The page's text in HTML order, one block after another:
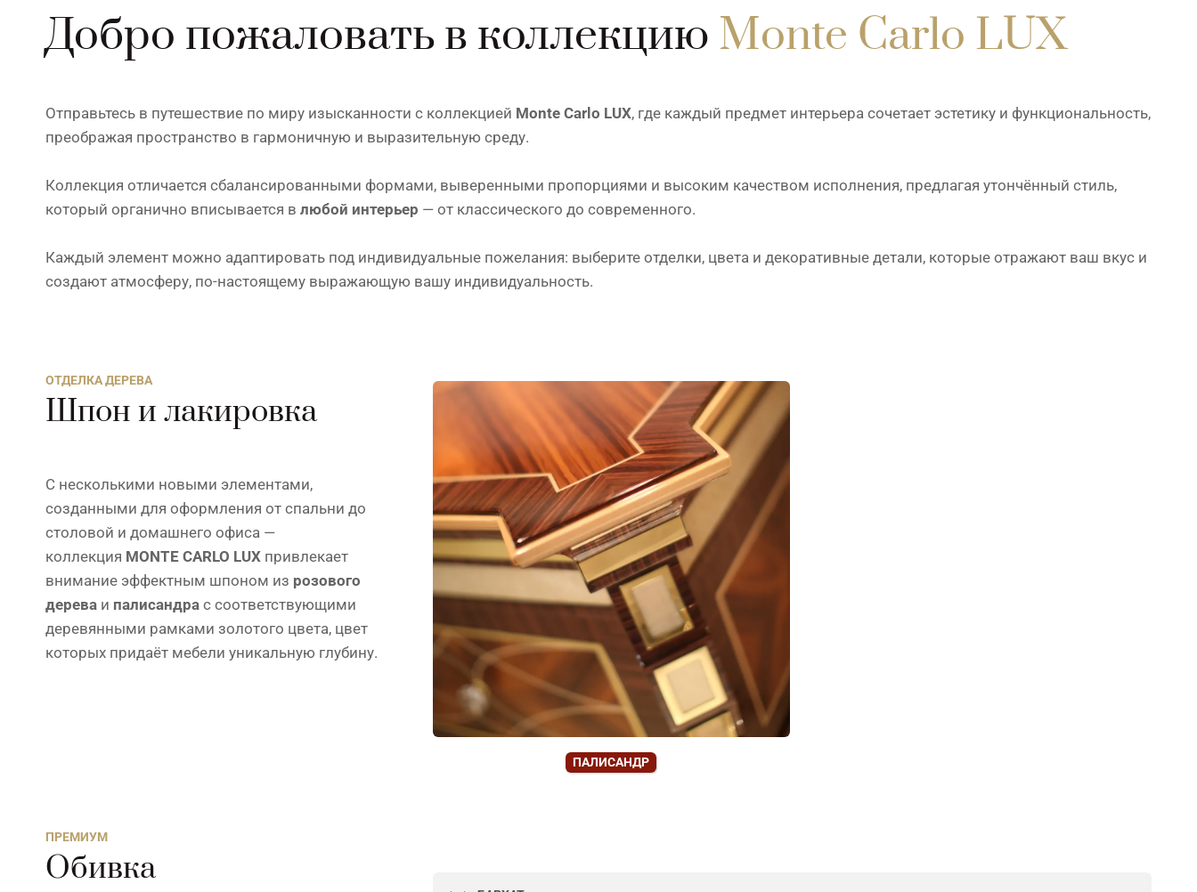
Добро пожаловать в коллекцию Monte Carlo LUX
Отправьтесь в путешествие по миру изысканности с коллекцией Monte Carlo LUX, где каждый предмет интерьера сочетает эстетику и функциональность,
преображая пространство в гармоничную и выразительную среду.
Коллекция отличается сбалансированными формами, выверенными пропорциями и высоким качеством исполнения, предлагая утончённый стиль,
который органично вписывается в любой интерьер — от классического до современного.
Каждый элемент можно адаптировать под индивидуальные пожелания: выберите отделки, цвета и декоративные детали, которые отражают ваш вкус и
создают атмосферу, по-настоящему выражающую вашу индивидуальность.
ОТДЕЛКА ДЕРЕВА
Шпон и лакировка
С несколькими новыми элементами,
созданными для оформления от спальни до
столовой и домашнего офиса —
коллекция MONTE CARLO LUX привлекает
внимание эффектным шпоном из розового
дерева и палисандра с соответствующими
деревянными рамками золотого цвета, цвет
которых придаёт мебели уникальную глубину.
ПАЛИСАНДР
ПРЕМИУМ
Обивка